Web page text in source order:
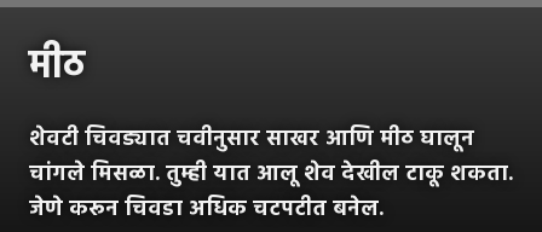
मीठ
शेवटी चिवड्यात चवीनुसार साखर आणि मीठ घालून
चांगले मिसळा. तुम्ही यात आलू शेव देखील टाकू शकता.
जेणे करून चिवडा अधिक चटपटीत बनेल.